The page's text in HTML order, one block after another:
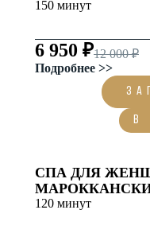
150 минут
6 950 ₽12 000 ₽
Подробнее >>
В
СПА ДЛЯ
120 минут